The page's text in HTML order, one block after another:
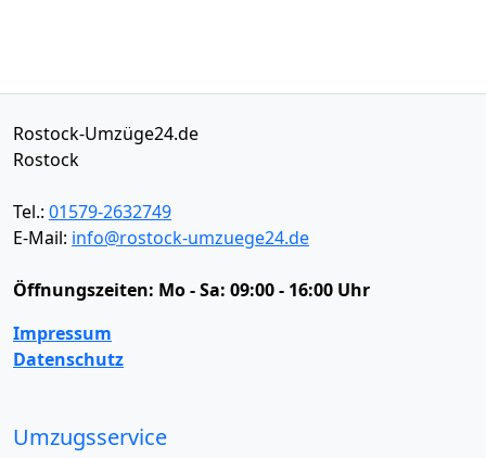
Rostock-Umzüge24.de
Rostock
Tel.: 01579-2632749
E-Mail: info@rostock-umzuege24.de
Öffnungszeiten: Mo - Sa: 09:00 - 16:00 Uhr
Impressum
Datenschutz
Umzugsservice